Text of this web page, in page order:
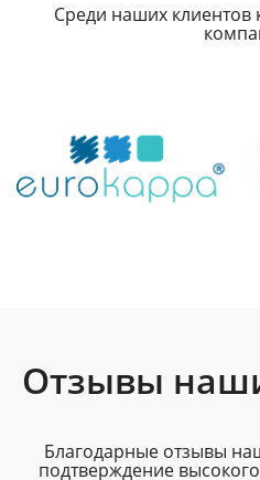
Среди наших клиентов
Отзывы
Благодарные отзывы
подтверждение